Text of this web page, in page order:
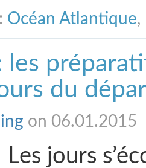
Océan Atlantique,
les
du
on 06.01.2015
Les jours